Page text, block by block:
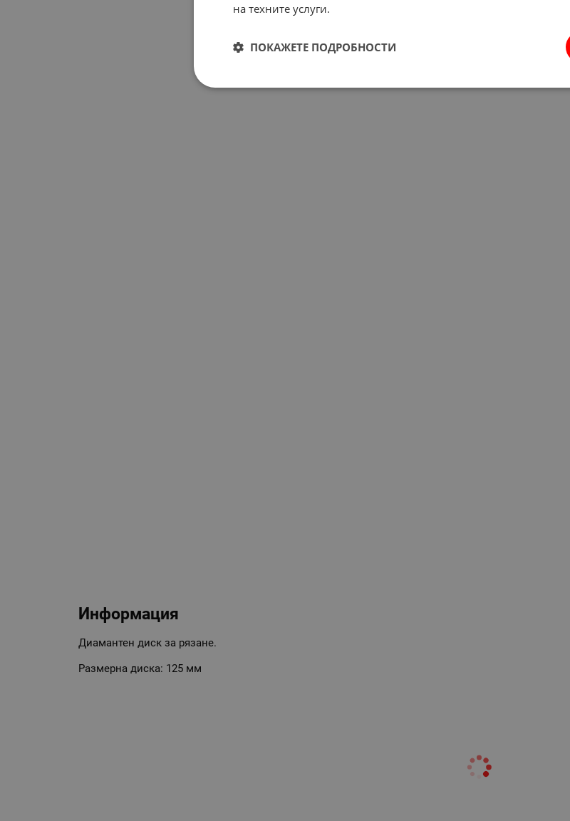
Информация
Диамантен диск за рязане.
Размерна диска: 125 мм
на техните услуги.
ПОКАЖЕТЕ ПОДРОБНОСТИ